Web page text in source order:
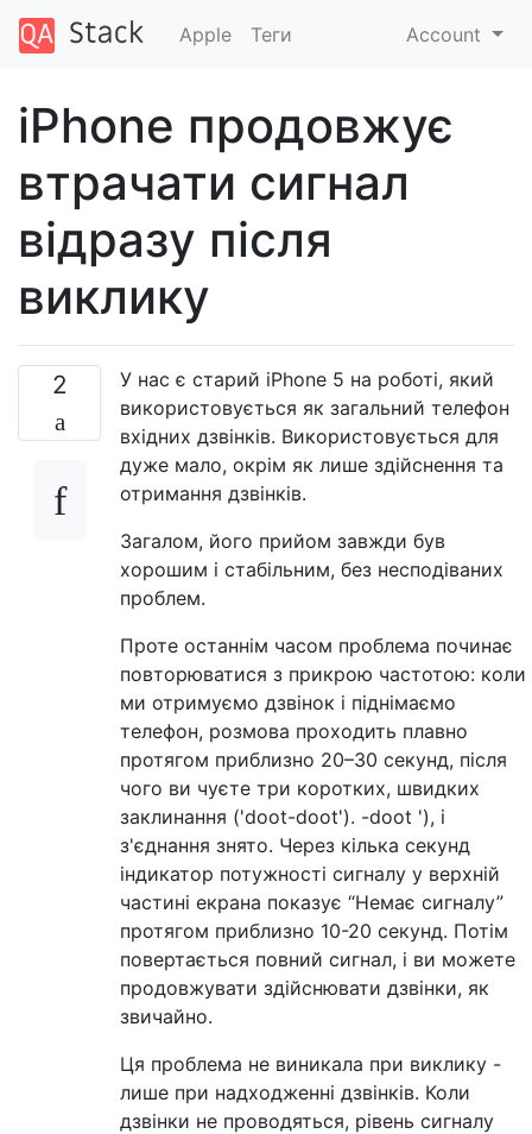
Apple Теги Account
iPhone продовжує
втрачати сигнал
відразу після
виклику
2
У нас є старий iPhone 5 на роботі, який
використовується як загальний телефон
вхідних дзвінків. Використовується для
дуже мало, окрім як лише здійснення та
отримання дзвінків.
Загалом, його прийом завжди був
хорошим і стабільним, без несподіваних
проблем.
Проте останнім часом проблема починає
повторюватися з прикрою частотою: коли
ми отримуємо дзвінок і піднімаємо
телефон, розмова проходить плавно
протягом приблизно 20–30 секунд, після
чого ви чуєте три коротких, швидких
заклинання ('doot-doot'). -doot '), і
з'єднання знято. Через кілька секунд
індикатор потужності сигналу у верхній
частині екрана показує “Немає сигналу”
протягом приблизно 10-20 секунд. Потім
повертається повний сигнал, і ви можете
продовжувати здійснювати дзвінки, як
звичайно.
Ця проблема не виникала при виклику -
лише при надходженні дзвінків. Коли
дзвінки не проводяться, рівень сигналу